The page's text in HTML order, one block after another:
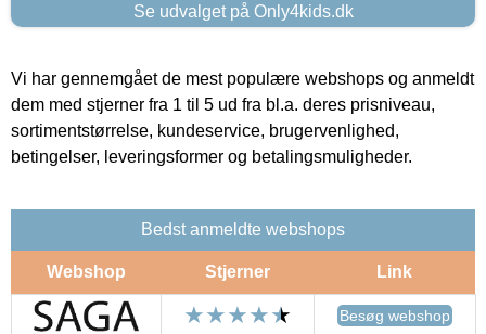
Se udvalget på Only4kids.dk
Vi har gennemgået de mest populære webshops og anmeldt
dem med stjerner fra 1 til 5 ud fra bl.a. deres prisniveau,
sortimentstørrelse, kundeservice, brugervenlighed,
betingelser, leveringsformer og betalingsmuligheder.
Bedst anmeldte webshops
Webshop Stjerner Link
Besøg webshop